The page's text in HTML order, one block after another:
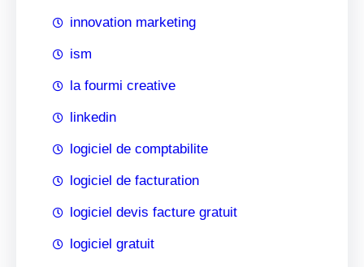
innovation marketing
ism
la fourmi creative
linkedin
logiciel de comptabilite
logiciel de facturation
logiciel devis facture gratuit
logiciel gratuit